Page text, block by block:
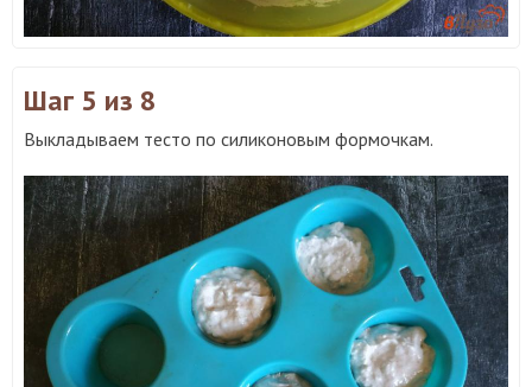
Шаг 5 из 8
Выкладываем тесто по силиконовым формочкам.